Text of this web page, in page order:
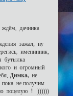
ждём, дачника
зажал, ну
именинник,
бутылка
и огромный
Димка, не
пока не получим
поцелую ! ))))))